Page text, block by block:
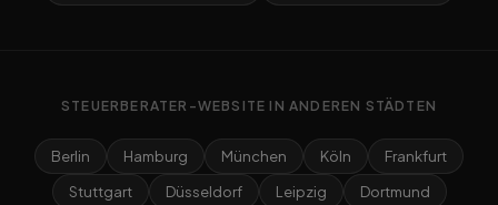
STEUERBERATER-WEBSITE IN ANDEREN STÄDTEN
Berlin Hamburg München Köln
Frankfurt
Stuttgart
Düsseldorf Leipzig
Dortmund